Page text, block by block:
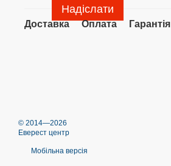
Надіслати
Доставка Оплата Гарантія
© 2014—2026
Еверест центр
Мобільна версія